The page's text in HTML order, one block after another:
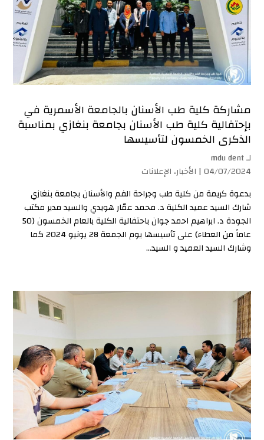
مشاركة كلية طب الأسنان بالجامعة الأسمرية في
بإحتفالية كلية طب الأسنان بجامعة بنغازي بمناسبة
الذكرى الخمسون لتأسيسها
لـmdu dent
04/07/2024 | الأخبار، الإعلانات
بدعوة كريمة من كلية طب وجراحة الفم والأسنان بجامعة بنغازي
شارك السيد عميد الكلية د. محمد عمّار هويدي والسيد مدير مكتب
الجودة د. ابراهيم احمد جوان باحتفالية الكلية بالعام الخمسون (50
عاماً من العطاء) على تأسيسها يوم الجمعة 28 يونيو 2024 كما
وشارك السيد العميد و السيد...